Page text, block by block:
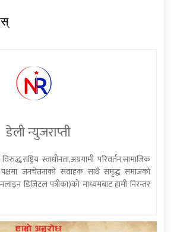
डेली न्युजराप्ती
स्वाधीनता,अग्रगामी परिवर्तन,सामाजिक
जनचेतनाको संवाहक साथै समृद्ध समाजको
डिजिटल पत्रीका)को माध्यमबाट हामी निरन्तर